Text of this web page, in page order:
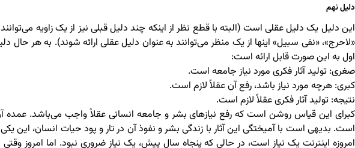
دلیل نهم
این دلیل یک دلیل عقلی است (البته با قطع نظر از اینکه چند دلیل قبلی نیز از یک زاویه
«لاحرج»، «نفی سبیل» اینها از یک منظر می‌توانند به عنوان دلیل عقلی ارائه شوند). به هر
اول به این صورت قابل ارائه است:
صغری: تولید آثار فکری مورد نیاز جامعه است.
کبری: هرچه مورد نیاز باشد، رفع آن عقلاً لازم است.
نتیجه: تولید آثار فکری عقلاً لازم است.
کبرای این قیاس روشن است که رفع نیازهای بشر و جامعه انسانی عقلاً واجب می‌باشد. عمده
است. بدیهی است با آمیختگی این آثار با زندگی بشر و نفوذ آن در تار و پود حیات انسان، این